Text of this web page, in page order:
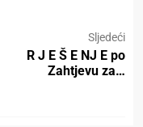
Sljedeći
R J E Š E NJ E po
Zahtjevu za…